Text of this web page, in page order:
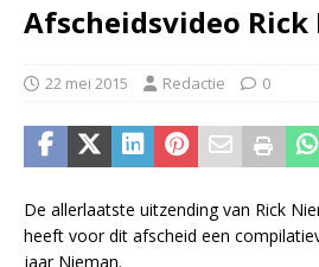
Afscheidsvideo Rick
22 mei 2015 Redactie 0
De allerlaatste uitzending van Rick
heeft voor dit afscheid een
jaar Nieman.